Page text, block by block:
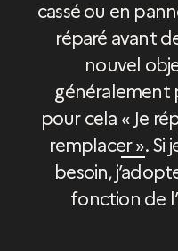
cassé ou en
réparé avant
nouvel
généralement
pour cela « Je
remplacer ». Si
besoin,
fonction de